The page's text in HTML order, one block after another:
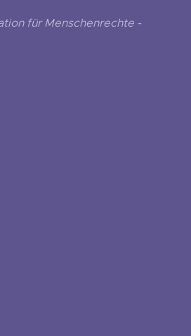
für Menschenrechte -